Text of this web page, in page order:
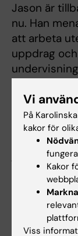
Jason är
nu. Han
att arbeta
uppdrag
“Jag
på mina
ger mig
jag är ute
bedömer
Jason
hans
Vi
På
kakor för
Kakor
Viss